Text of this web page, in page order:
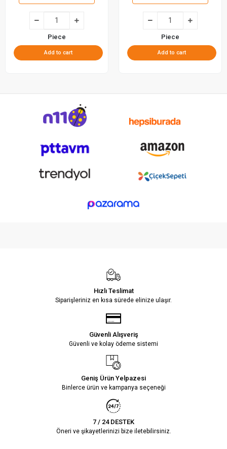
Piece
Add to cart
Piece
Add to cart
Hızlı Teslimat
Siparişleriniz en kısa sürede elinize ulaşır.
Güvenli Alışveriş
Güvenli ve kolay ödeme sistemi
Geniş Ürün Yelpazesi
Binlerce ürün ve kampanya seçeneği
7 / 24 DESTEK
Öneri ve şikayetlerinizi bize iletebilirsiniz.